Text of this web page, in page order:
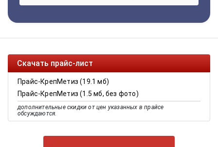
Скачать прайс-лист
Прайс-КрепМетиз (19.1 мб)
Прайс-КрепМетиз (1.5 мб, без фото)
дополнительные скидки от цен указанных в прайсе
обсуждаются.